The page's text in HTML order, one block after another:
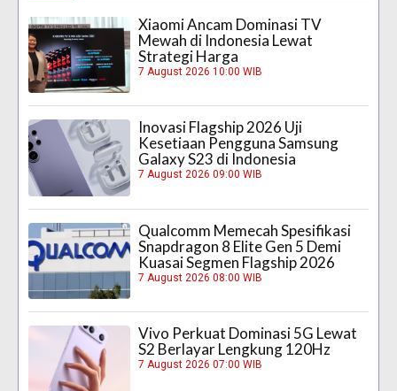
Xiaomi Ancam Dominasi TV
Mewah di Indonesia Lewat
Strategi Harga
7 August 2026 10:00 WIB
Inovasi Flagship 2026 Uji
Kesetiaan Pengguna Samsung
Galaxy S23 di Indonesia
7 August 2026 09:00 WIB
Qualcomm Memecah Spesifikasi
Snapdragon 8 Elite Gen 5 Demi
Kuasai Segmen Flagship 2026
7 August 2026 08:00 WIB
Vivo Perkuat Dominasi 5G Lewat
S2 Berlayar Lengkung 120Hz
7 August 2026 07:00 WIB